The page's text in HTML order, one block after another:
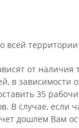
всей
от
в зависимости
35
В случае,
дошлем Вам